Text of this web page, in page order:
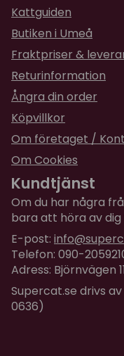
Kattguiden
Butiken i Umeå
Fraktpriser &
Returinformation
Ångra din order
Köpvillkor
Om företaget /
Om Cookies
Kundtjänst
Om du har några
bara att höra av dig
E-post:
Telefon: 090-
Adress: Björnvägen
Supercat.se drivs
0636)